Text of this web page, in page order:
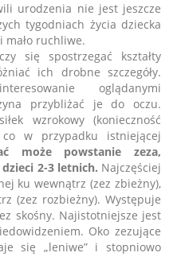
urodzenia nie jest jeszcze
tygodniach życia dziecka
mało ruchliwe.
się spostrzegać kształty
ich drobne szczegóły.
oglądanymi
przybliżać je do oczu.
wzrokowy (konieczność
w przypadku istniejącej
może powstanie zeza,
2-3 letnich. Najczęściej
ku wewnątrz (zez zbieżny),
(zez rozbieżny). Występuje
skośny. Najistotniejsze jest
Oko zezujące
się „leniwe” i stopniowo